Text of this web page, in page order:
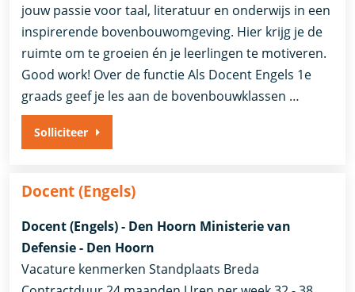
jouw passie voor taal, literatuur en onderwijs in een
inspirerende bovenbouwomgeving. Hier krijg je de
ruimte om te groeien én je leerlingen te motiveren.
Good work! Over de functie Als Docent Engels 1e
graads geef je les aan de bovenbouwklassen …
Solliciteer
Docent (Engels)
Docent (Engels) - Den Hoorn Ministerie van
Defensie - Den Hoorn
Vacature kenmerken Standplaats Breda